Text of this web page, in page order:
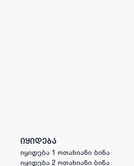
იყიდება
იყიდება 1 ოთახიანი ბინა
იყიდება 2 ოთახიანი ბინა